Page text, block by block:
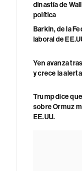
dinastía de
política
Barkin, de la
laboral de
Yen avanza
y crece la
Trump dice
sobre Ormuz
EE.UU.